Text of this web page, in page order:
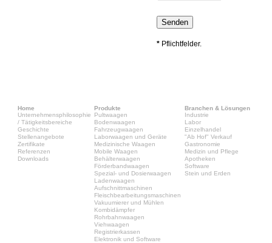
* Pflichtfelder.
Home
Unternehmensphilosophie
/ Tätigkeitsbereiche
Geschichte
Stellenangebote
Zertifikate
Referenzen
Downloads
Produkte
Pultwaagen
Bodenwaagen
Fahrzeugwaagen
Laborwaagen und Geräte
Medizinische Waagen
Mobile Waagen
Behälterwaagen
Förderbandwaagen
Spezial- und Dosierwaagen
Ladenwaagen
Aufschnittmaschinen
Fleischbearbeitungsmaschinen
Vakuumierer und Mühlen
Kombidämpfer
Rohrbahnwaagen
Viehwaagen
Registrierkassen
Elektronik und Software
Branchen & Lösungen
Industrie
Labor
Einzelhandel
"Ab Hof" Verkauf
Gastronomie
Medizin und Pflege
Apotheken
Software
Stein und Erden